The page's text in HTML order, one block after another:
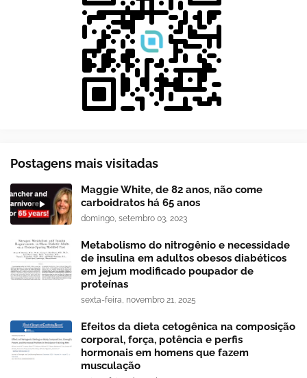
Postagens mais visitadas
Maggie White, de 82 anos, não come
carboidratos há 65 anos
domingo, setembro 03, 2023
Metabolismo do nitrogênio e necessidade
de insulina em adultos obesos diabéticos
em jejum modificado poupador de
proteínas
sexta-feira, novembro 21, 2025
Efeitos da dieta cetogênica na composição
corporal, força, potência e perfis
hormonais em homens que fazem
musculação